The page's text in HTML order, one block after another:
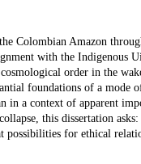
Colombian Amazon
with the Indigenous
order in the
foundations of a mode
in a context of apparent
this dissertation
possibilities for ethical